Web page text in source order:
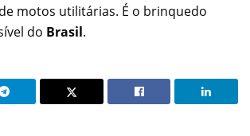
motos utilitárias. É o brinquedo
do Brasil.